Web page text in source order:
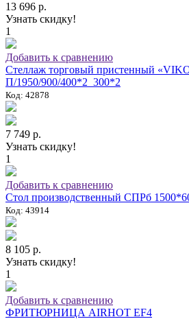
13 696 р.
Узнать скидку!
1
Добавить к сравнению
Стеллаж торговый пристенный
П/1950/900/400*2_300*2
Код: 42878
7 749 р.
Узнать скидку!
1
Добавить к сравнению
Стол производственный СПРб
Код: 43914
8 105 р.
Узнать скидку!
1
Добавить к сравнению
ФРИТЮРНИЦА AIRHOT EF4